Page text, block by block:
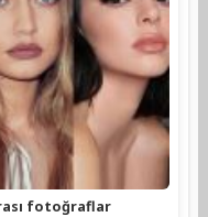
fotoğraflar